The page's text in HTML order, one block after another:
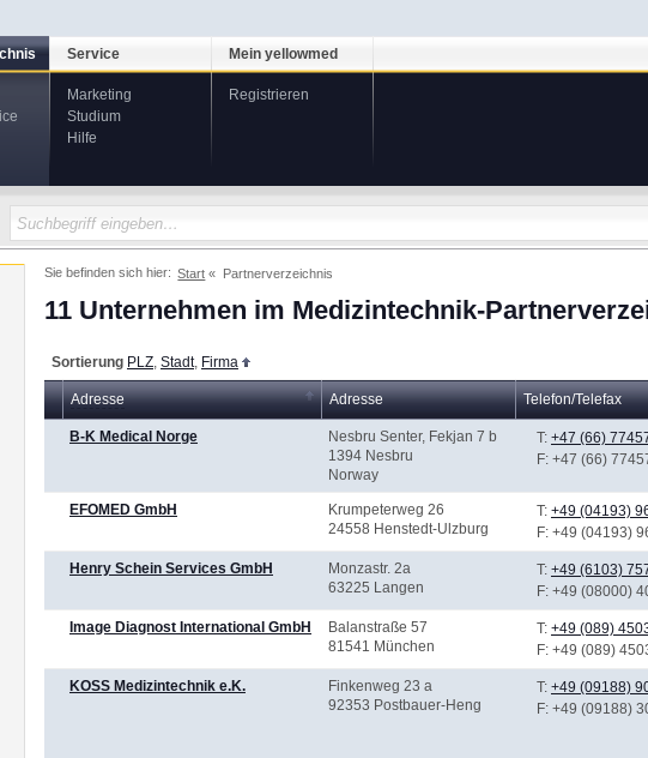
Service
Marketing
Studium
Hilfe
Mein yellowmed
Registrieren
Sie befinden sich hier: Start Partnerverzeichnis
11 Unternehmen im Medizintechnik-
Sortierung PLZ Stadt, Firma
Adresse Adresse Telefon/Telefax
B-K Medical Norge
Nesbru Senter, Fekjan 7 b
1394 Nesbru
Norway
T: +47 (66)
F: +47 (66)
EFOMED GmbH
Krumpeterweg 26
24558 Henstedt-Ulzburg
T: +49 (04193)
F: +49 (04193)
Henry Schein Services GmbH
Monzastr. 2a
63225 Langen
T: +49 (6103)
F: +49 (08000)
Image Diagnost International GmbH
Balanstraße 57
81541 München
T: +49 (089)
F: +49 (089)
KOSS Medizintechnik e.K.
Finkenweg 23 a
92353 Postbauer-Heng
T: +49 (09188)
F: +49 (09188)